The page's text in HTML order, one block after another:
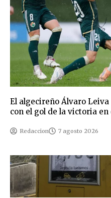
El algecireño Álvaro
con el gol de la victoria
Redaccion 7 agosto 2026